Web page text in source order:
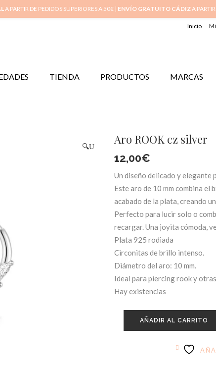
Inicio
TIENDA PRODUCTOS MARCAS
🔍 Aro ROOK cz silver
12,00€
Un diseño delicado y elegante
Este aro de 10 mm combina el
acabado de la plata, creando
Perfecto para lucir solo o
recargar. Una joyita cómoda,
Plata 925 rodiada
Circonitas de brillo intenso.
Diámetro del aro: 10 mm.
Ideal para piercing rook y
Hay existencias
AÑADIR AL CARRITO
A PARTIR DE PEDIDOS SUPERIORES A 50€ | ENVÍO GRATUITO CÁDIZA